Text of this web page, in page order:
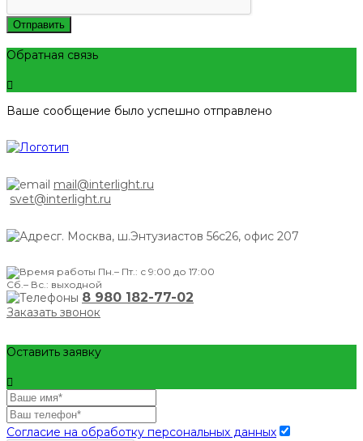
Отправить
Обратная связь
Ваше сообщение было успешно отправлено
mail@interlight.ru
svet@interlight.ru
г. Москва, ш.Энтузиастов 56с26, офис 207
Пн.– Пт.: с 9:00 до 17:00
Сб.– Вс.: выходной
8 980 182-77-02
Заказать звонок
Оставить заявку
Согласие на обработку персональных данных